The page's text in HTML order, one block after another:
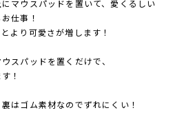
マウスパッドを置いて、愛くるしい
仕事！
より可愛さが増します！
スパッドを置くだけで、
！
はゴム素材なのでずれにくい！